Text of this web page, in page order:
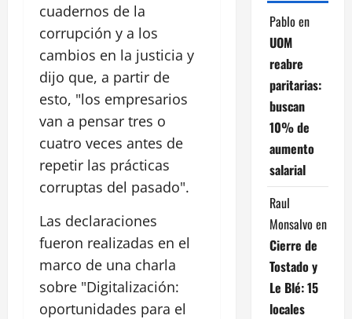
cuadernos de la
corrupción y a los
cambios en la justicia y
dijo que, a partir de
esto, "los empresarios
van a pensar tres o
cuatro veces antes de
repetir las prácticas
corruptas del pasado".
Las declaraciones
fueron realizadas en el
marco de una charla
sobre "Digitalización:
oportunidades para el
Pablo en
UOM
reabre
paritarias:
buscan
10% de
aumento
salarial
Raul
Monsalvo en
Cierre de
Tostado y
Le Blé: 15
locales